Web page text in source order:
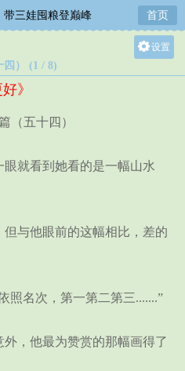
带三娃囤粮登巅峰 首页
设置
四） (1 / 8)
》
五十四）
就看到她看的是一幅山水
与他眼前的这幅相比，差的
名次，第一第二第三.......”
，他最为赞赏的那幅画得了